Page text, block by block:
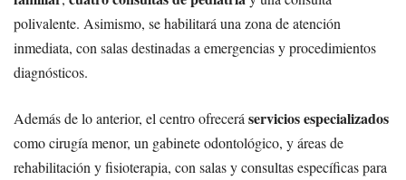
polivalente. Asimismo, se habilitará una zona de atención
inmediata, con salas destinadas a emergencias y procedimientos
diagnósticos.
Además de lo anterior, el centro ofrecerá servicios especializados
como cirugía menor, un gabinete odontológico, y áreas de
rehabilitación y fisioterapia, con salas y consultas específicas para